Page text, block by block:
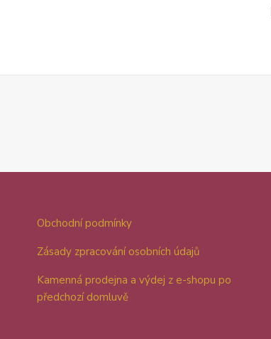
Obchodní podmínky
Zásady zpracování osobních údajů
Kamenná prodejna a výdej z e-shopu po
předchozí domluvě